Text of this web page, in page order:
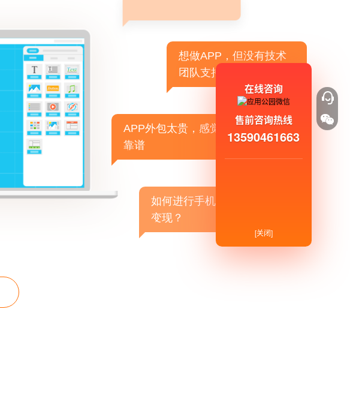
想做APP，但没有技术
团队支持
APP外包太贵，感觉不
靠谱
如何进行手机APP商业
变现？
在线咨询
售前咨询热线
13590461663
[关闭]